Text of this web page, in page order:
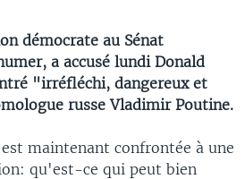
démocrate au Sénat
a accusé lundi Donald
"irréfléchi, dangereux et
russe Vladimir Poutine.
maintenant confrontée à une
qu'est-ce qui peut bien